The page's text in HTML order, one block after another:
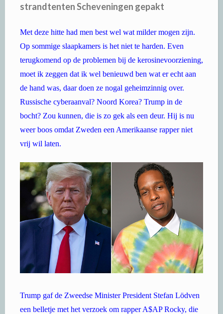
strandtenten Scheveningen gepakt
Met deze hitte had men best wel wat milder mogen zijn.
Op sommige slaapkamers is het niet te harden. Even
terugkomend op de problemen bij de kerosinevoorziening,
moet ik zeggen dat ik wel benieuwd ben wat er echt aan
de hand was, daar doen ze nogal geheimzinnig over.
Russische cyberaanval? Noord Korea? Trump in de
bocht? Zou kunnen, die is zo gek als een deur. Hij is nu
weer boos omdat Zweden een Amerikaanse rapper niet
vrij wil laten.
Trump gaf de Zweedse Minister President Stefan Lödven
een belletje met het verzoek om rapper A$AP Rocky, die